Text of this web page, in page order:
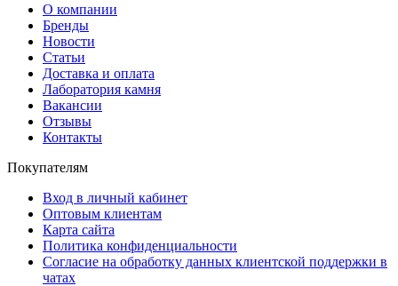
О компании
Бренды
Новости
Статьи
Доставка и оплата
Лаборатория камня
Вакансии
Отзывы
Контакты
Покупателям
Вход в личный кабинет
Оптовым клиентам
Карта сайта
Политика конфиденциальности
Согласие на обработку данных клиентской поддержки в
чатах